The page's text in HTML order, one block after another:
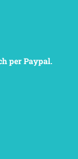
per Paypal.